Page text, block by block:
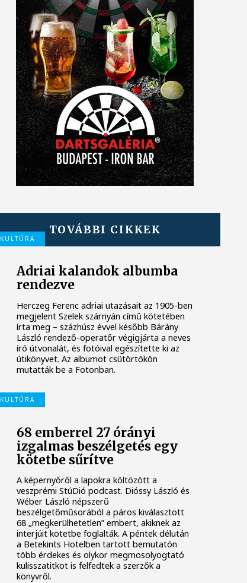
TOVÁBBI CIKKEK
KULTÚRA
Adriai kalandok albumba
rendezve
Herczeg Ferenc adriai utazásait az 1905-ben
megjelent Szelek szárnyán című kötetében
írta meg – százhúsz évvel később Bárány
László rendező-operatőr végigjárta a neves
író útvonalát, és fotóival egészítette ki az
útikönyvet. Az albumot csütörtökön
mutatták be a Fotonban.
KULTÚRA
68 emberrel 27 órányi
izgalmas beszélgetés egy
kötetbe sűrítve
A képernyőről a lapokra költözött a
veszprémi StúDió podcast. Dióssy László és
Wéber László népszerű
beszélgetőműsorából a páros kiválasztott
68 „megkerülhetetlen” embert, akiknek az
interjúit kötetbe foglalták. A péntek délután
a Betekints Hotelben tartott bemutatón
több érdekes és olykor megmosolyogtató
kulisszatitkot is felfedtek a szerzők a
könyvről.